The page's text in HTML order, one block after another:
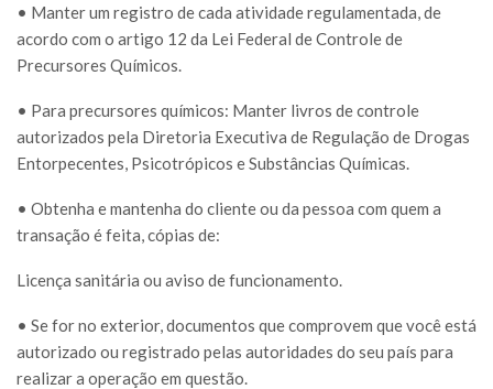
• Manter um registro de cada atividade regulamentada, de
acordo com o artigo 12 da Lei Federal de Controle de
Precursores Químicos.
• Para precursores químicos: Manter livros de controle
autorizados pela Diretoria Executiva de Regulação de Drogas
Entorpecentes, Psicotrópicos e Substâncias Químicas.
• Obtenha e mantenha do cliente ou da pessoa com quem a
transação é feita, cópias de:
Licença sanitária ou aviso de funcionamento.
• Se for no exterior, documentos que comprovem que você está
autorizado ou registrado pelas autoridades do seu país para
realizar a operação em questão.